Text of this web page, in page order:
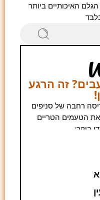
האיכותיים ביותר
זה הרגע
רחבה של סניפים
את הטעמים הטריים
בוקר: